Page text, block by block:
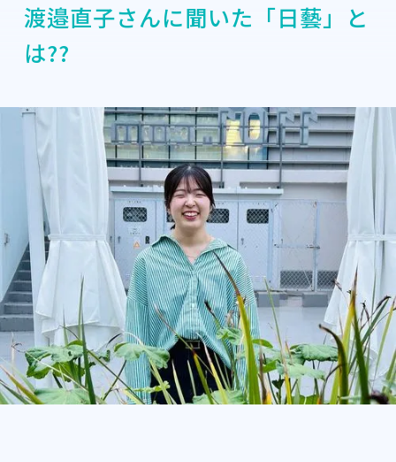
渡邉直子さんに聞いた「日藝」と
は??